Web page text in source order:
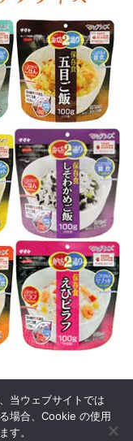
当ウェブサイトでは
場合、Cookie の使用
す。